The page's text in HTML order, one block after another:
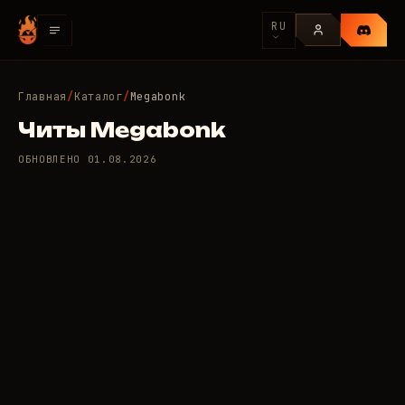
RU
Главная/Каталог/Megabonk
Читы Megabonk
ОБНОВЛЕНО 01.08.2026